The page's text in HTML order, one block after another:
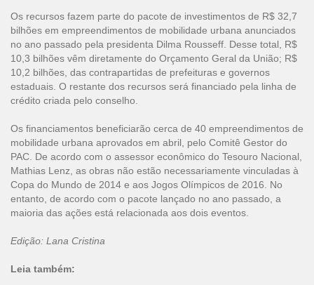
Os recursos fazem parte do pacote de investimentos de R$ 32,7
bilhões em empreendimentos de mobilidade urbana anunciados
no ano passado pela presidenta Dilma Rousseff. Desse total, R$
10,3 bilhões vêm diretamente do Orçamento Geral da União; R$
10,2 bilhões, das contrapartidas de prefeituras e governos
estaduais. O restante dos recursos será financiado pela linha de
crédito criada pelo conselho.
Os financiamentos beneficiarão cerca de 40 empreendimentos de
mobilidade urbana aprovados em abril, pelo Comitê Gestor do
PAC. De acordo com o assessor econômico do Tesouro Nacional,
Mathias Lenz, as obras não estão necessariamente vinculadas à
Copa do Mundo de 2014 e aos Jogos Olímpicos de 2016. No
entanto, de acordo com o pacote lançado no ano passado, a
maioria das ações está relacionada aos dois eventos.
Edição: Lana Cristina
Leia também: